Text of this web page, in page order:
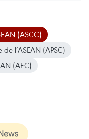
(ASCC)
l’ASEAN (APSC)
(AEC)